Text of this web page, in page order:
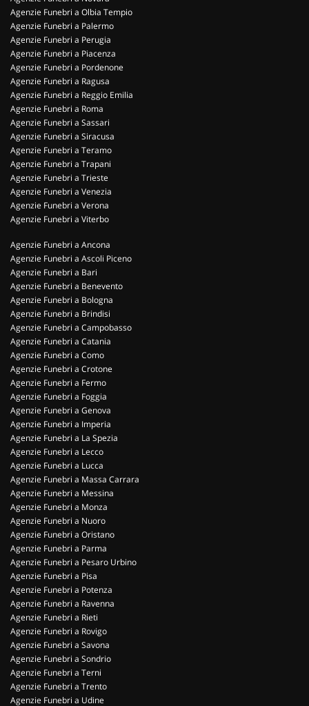
Agenzie Funebri a Olbia Tempio
Agenzie Funebri a Palermo
Agenzie Funebri a Perugia
Agenzie Funebri a Piacenza
Agenzie Funebri a Pordenone
Agenzie Funebri a Ragusa
Agenzie Funebri a Reggio Emilia
Agenzie Funebri a Roma
Agenzie Funebri a Sassari
Agenzie Funebri a Siracusa
Agenzie Funebri a Teramo
Agenzie Funebri a Trapani
Agenzie Funebri a Trieste
Agenzie Funebri a Venezia
Agenzie Funebri a Verona
Agenzie Funebri a Viterbo
Agenzie Funebri a Ancona
Agenzie Funebri a Ascoli Piceno
Agenzie Funebri a Bari
Agenzie Funebri a Benevento
Agenzie Funebri a Bologna
Agenzie Funebri a Brindisi
Agenzie Funebri a Campobasso
Agenzie Funebri a Catania
Agenzie Funebri a Como
Agenzie Funebri a Crotone
Agenzie Funebri a Fermo
Agenzie Funebri a Foggia
Agenzie Funebri a Genova
Agenzie Funebri a Imperia
Agenzie Funebri a La Spezia
Agenzie Funebri a Lecco
Agenzie Funebri a Lucca
Agenzie Funebri a Massa Carrara
Agenzie Funebri a Messina
Agenzie Funebri a Monza
Agenzie Funebri a Nuoro
Agenzie Funebri a Oristano
Agenzie Funebri a Parma
Agenzie Funebri a Pesaro Urbino
Agenzie Funebri a Pisa
Agenzie Funebri a Potenza
Agenzie Funebri a Ravenna
Agenzie Funebri a Rieti
Agenzie Funebri a Rovigo
Agenzie Funebri a Savona
Agenzie Funebri a Sondrio
Agenzie Funebri a Terni
Agenzie Funebri a Trento
Agenzie Funebri a Udine